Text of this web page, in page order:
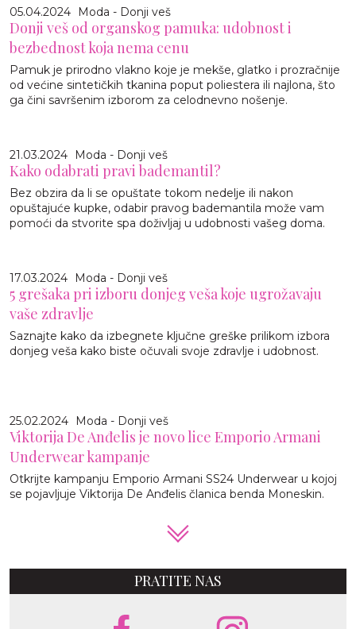
05.04.2024 Moda - Donji veš
Donji veš od organskog pamuka: udobnost i
bezbednost koja nema cenu
Pamuk je prirodno vlakno koje je mekše, glatko i prozračnije
od većine sintetičkih tkanina poput poliestera ili najlona, što
ga čini savršenim izborom za celodnevno nošenje.
21.03.2024 Moda - Donji veš
Kako odabrati pravi bademantil?
Bez obzira da li se opuštate tokom nedelje ili nakon
opuštajuće kupke, odabir pravog bademantila može vam
pomoći da stvorite spa doživljaj u udobnosti vašeg doma.
17.03.2024 Moda - Donji veš
5 grešaka pri izboru donjeg veša koje ugrožavaju
vaše zdravlje
Saznajte kako da izbegnete ključne greške prilikom izbora
donjeg veša kako biste očuvali svoje zdravlje i udobnost.
25.02.2024 Moda - Donji veš
Viktorija De Anđelis je novo lice Emporio Armani
Underwear kampanje
Otkrijte kampanju Emporio Armani SS24 Underwear u kojoj
se pojavljuje Viktorija De Anđelis članica benda Moneskin.
PRATITE NAS